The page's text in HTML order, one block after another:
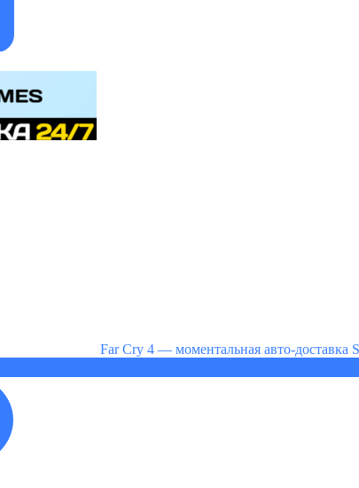
Far Cry 4 — моментальная авто-доставка